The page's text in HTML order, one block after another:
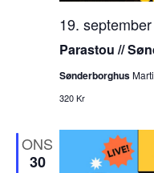
Parastou //
19.
Sønderborghus
320 Kr
ONS
30